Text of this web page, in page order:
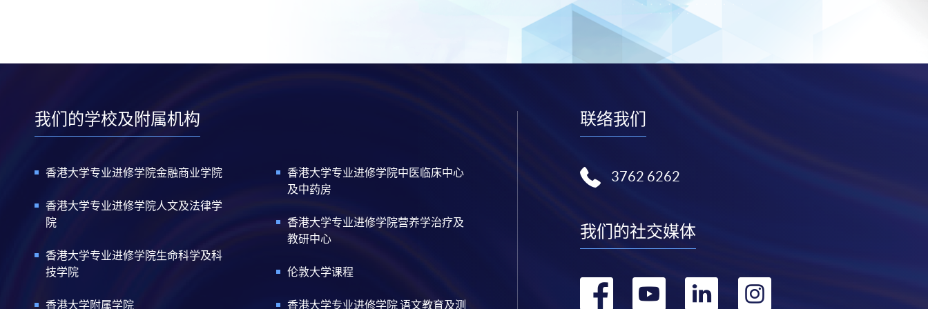
我们的学校及附属机构
香港大学专业进修学院金融商业学院
香港大学专业进修学院人文及法律学
院
香港大学专业进修学院生命科学及科
技学院
香港大学附属学院
香港大学专业进修学院中医临床中心
及中药房
香港大学专业进修学院营养学治疗及
教研中心
伦敦大学课程
香港大学专业进修学院 语文教育及测
联络我们
3762 6262
我们的社交媒体
转 转 转 转